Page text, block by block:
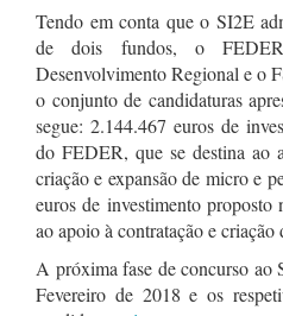
Tendo em conta que o SI2E
de dois fundos, o
Desenvolvimento Regional e o
o conjunto de candidaturas
segue: 2.144.467 euros de
do FEDER, que se destina ao
criação e expansão de micro e
euros de investimento
ao apoio à contratação e
A próxima fase de concurso ao
Fevereiro de 2018 e os